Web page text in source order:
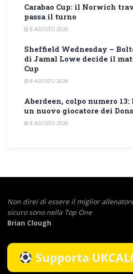
Carabao Cup: il Norwich
passa il turno
8 AGOSTO 2026
Sheffield Wednesday –
di Jamal Lowe decide il
Cup
8 AGOSTO 2026
Aberdeen, colpo numero
un nuovo giocatore dei Dons
8 AGOSTO 2026
Non direi di essere il miglior
sicuro sono nella Top One
Brian Clough
Supporta